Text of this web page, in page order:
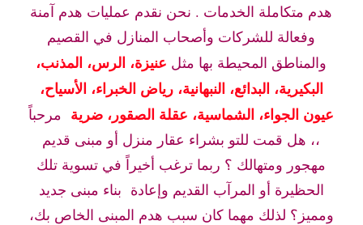
هدم متكاملة الخدمات . نحن نقدم عمليات هدم آمنة
وفعالة للشركات وأصحاب المنازل في القصيم
والمناطق المحيطة بها مثل عنيزة، الرس، المذنب،
البكيرية، البدائع، النبهانية، رياض الخبراء، الأسياح،
عيون الجواء، الشماسية، عقلة الصقور، ضرية مرحباً
،، هل قمت للتو بشراء عقار منزل أو مبنى قديم
مهجور ومتهالك ؟ ربما ترغب أخيراً في تسوية تلك
الحظيرة أو المرآب القديم وإعادة بناء مبنى جديد
ومميز؟ لذلك مهما كان سبب هدم المبنى الخاص بك،